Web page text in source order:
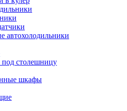
автохолодильники
столешницу
шкафы